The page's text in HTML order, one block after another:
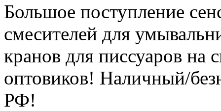
Большое поступление
смесителей для
кранов для писсуаров
оптовиков! Наличный/
РФ!